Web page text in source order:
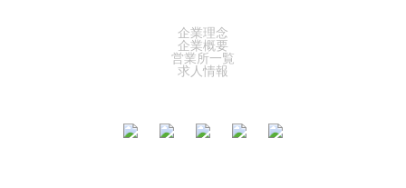
企業理念
企業概要
営業所一覧
求人情報